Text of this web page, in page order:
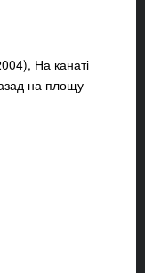
На канаті
на площу